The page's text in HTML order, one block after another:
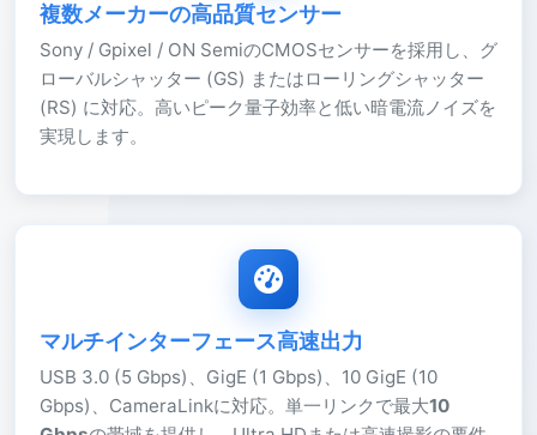
複数メーカーの高品質センサー
Sony / Gpixel / ON SemiのCMOSセンサーを採用し、グ
ローバルシャッター (GS) またはローリングシャッター
(RS) に対応。高いピーク量子効率と低い暗電流ノイズを
実現します。
マルチインターフェース高速出力
USB 3.0 (5 Gbps)、GigE (1 Gbps)、10 GigE (10
Gbps)、CameraLinkに対応。単一リンクで最大10